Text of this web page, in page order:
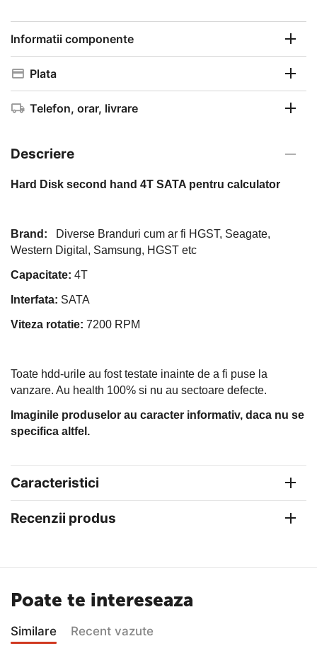
Informatii componente
Plata
Telefon, orar, livrare
Descriere
Hard Disk second hand 4T SATA pentru calculator
Brand :
Diverse Branduri cum ar fi HGST, Seagate,
Western Digital, Samsung, HGST etc
Capacitate: 4T
Interfata: SATA
Viteza rotatie: 7200 RPM
Toate hdd-urile au fost testate inainte de a fi puse la
vanzare. Au health 100% si nu au sectoare defecte.
Imaginile produselor au caracter informativ, daca nu se
specifica altfel.
Caracteristici
Recenzii produs
Poate te intereseaza
Similare Recent vazute